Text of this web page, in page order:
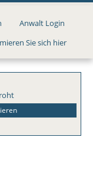
Anwalt Login
Sie sich hier